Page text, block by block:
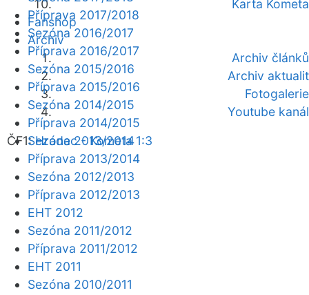
Karta Kometa
Fanshop
Archiv
Archiv článků
Archiv aktualit
Fotogalerie
Youtube kanál
ČF1:Hradec - Kometa 1:3
Příprava 2017/2018
Sezóna 2016/2017
Příprava 2016/2017
Sezóna 2015/2016
Příprava 2015/2016
Sezóna 2014/2015
Příprava 2014/2015
Sezóna 2013/2014
Příprava 2013/2014
Sezóna 2012/2013
Příprava 2012/2013
EHT 2012
Sezóna 2011/2012
Příprava 2011/2012
EHT 2011
Sezóna 2010/2011